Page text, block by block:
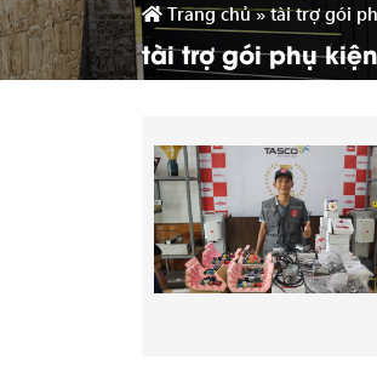
Trang chủ»tài trợ gói
tài trợ gói phụ